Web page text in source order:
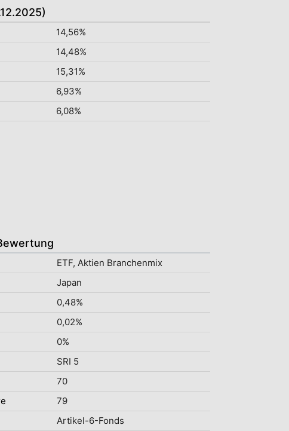
14,56%
14,48%
15,31%
6,93%
6,08%
ETF, Aktien Branchenmix
Japan
0,48%
0,02%
0%
SRI 5
70
79
Artikel-6-Fonds